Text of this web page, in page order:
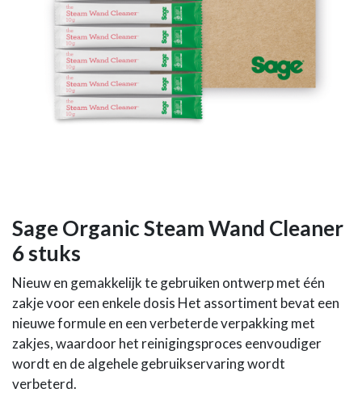
Sage Organic Steam Wand Cleaner
6 stuks
Nieuw en gemakkelijk te gebruiken ontwerp met één
zakje voor een enkele dosis Het assortiment bevat een
nieuwe formule en een verbeterde verpakking met
zakjes, waardoor het reinigingsproces eenvoudiger
wordt en de algehele gebruikservaring wordt
verbeterd.